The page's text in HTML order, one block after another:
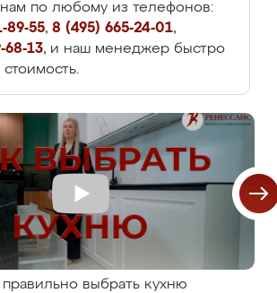
по любому из телефонов:
89-55, 8 (495) 665-24-01,
68-13, и наш менеджер быстро
стоимость.
правильно выбрать кухню